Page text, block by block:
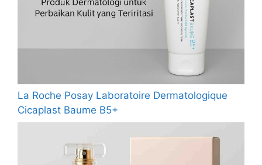
La Roche Posay Laboratoire Dermatologique
Cicaplast Baume B5+